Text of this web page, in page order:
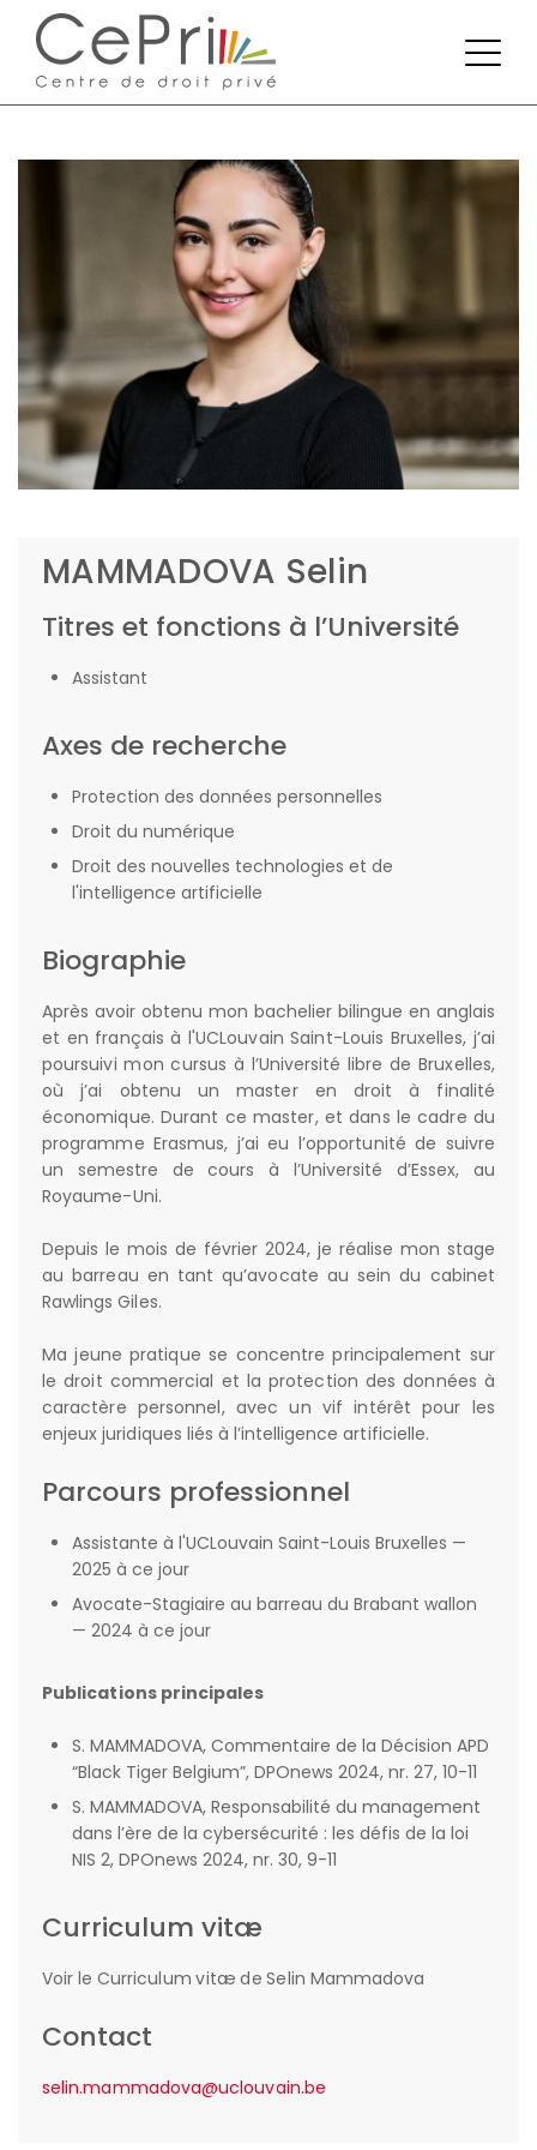
MAMMADOVA Selin
Titres et fonctions à l’Université
Assistant
Axes de recherche
Protection des données personnelles
Droit du numérique
Droit des nouvelles technologies et de
l'intelligence artificielle
Biographie
Après avoir obtenu mon bachelier bilingue en anglais
et en français à l'UCLouvain Saint-Louis Bruxelles, j’ai
poursuivi mon cursus à l’Université libre de Bruxelles,
où j’ai obtenu un master en droit à finalité
économique. Durant ce master, et dans le cadre du
programme Erasmus, j’ai eu l’opportunité de suivre
un semestre de cours à l’Université d’Essex, au
Royaume-Uni.
Depuis le mois de février 2024, je réalise mon stage
au barreau en tant qu’avocate au sein du cabinet
Rawlings Giles.
Ma jeune pratique se concentre principalement sur
le droit commercial et la protection des données à
caractère personnel, avec un vif intérêt pour les
enjeux juridiques liés à l’intelligence artificielle.
Parcours professionnel
Assistante à l'UCLouvain Saint-Louis Bruxelles —
2025 à ce jour
Avocate-Stagiaire au barreau du Brabant wallon
— 2024 à ce jour
Publications principales
S. MAMMADOVA, Commentaire de la Décision APD
“Black Tiger Belgium”, DPOnews 2024, nr. 27, 10-11
S. MAMMADOVA, Responsabilité du management
dans l’ère de la cybersécurité : les défis de la loi
NIS 2, DPOnews 2024, nr. 30, 9-11
Curriculum vitæ
Voir le Curriculum vitæ de Selin Mammadova
Contact
selin.mammadova@uclouvain.be